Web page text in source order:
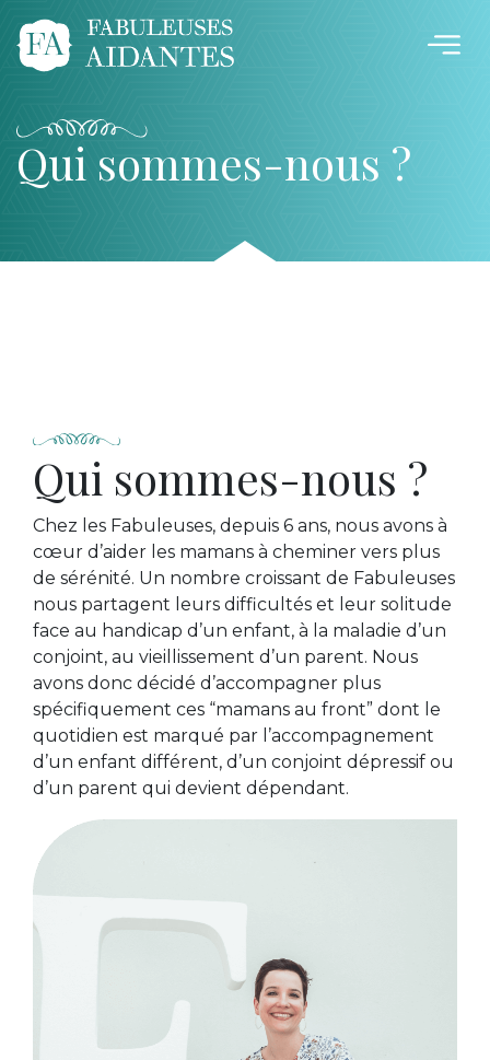
Qui sommes-nous ?
Qui sommes-nous ?
Chez les Fabuleuses, depuis 6 ans, nous avons à
cœur d’aider les mamans à cheminer vers plus
de sérénité. Un nombre croissant de Fabuleuses
nous partagent leurs difficultés et leur solitude
face au handicap d’un enfant, à la maladie d’un
conjoint, au vieillissement d’un parent. Nous
avons donc décidé d’accompagner plus
spécifiquement ces “mamans au front” dont le
quotidien est marqué par l’accompagnement
d’un enfant différent, d’un conjoint dépressif ou
d’un parent qui devient dépendant.